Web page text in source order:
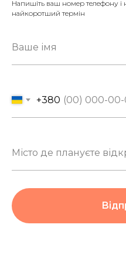
Напишіть ваш номер телефону і
найкоротший термін
+380